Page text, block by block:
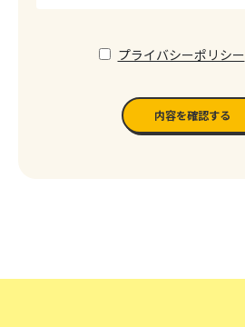
プライバシーポリシー
内容を確認する